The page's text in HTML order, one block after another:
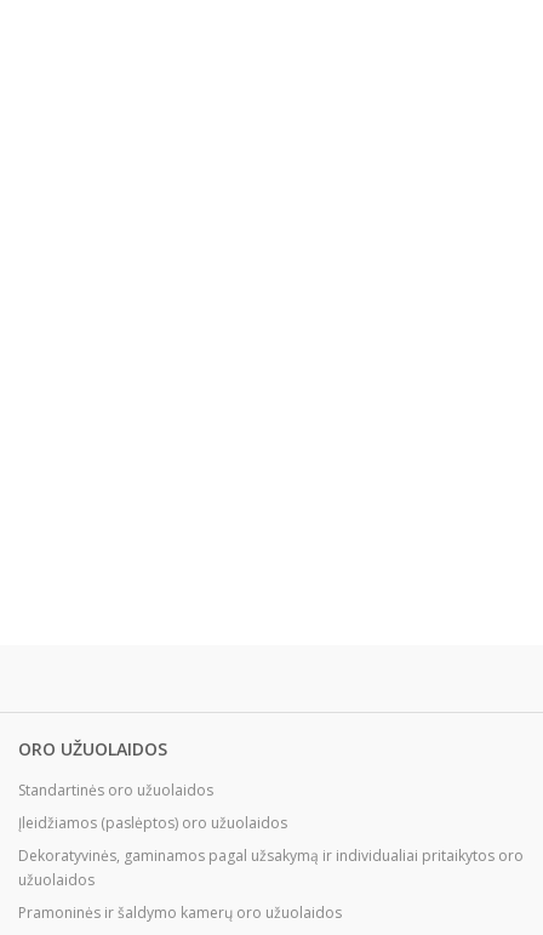
ORO UŽUOLAIDOS
Standartinės oro užuolaidos
Įleidžiamos (paslėptos) oro užuolaidos
Dekoratyvinės, gaminamos pagal užsakymą ir individualiai pritaikytos oro
užuolaidos
Pramoninės ir šaldymo kamerų oro užuolaidos